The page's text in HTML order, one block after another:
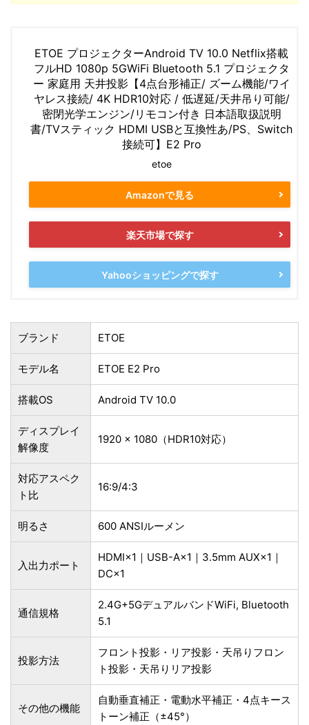
ETOE プロジェクターAndroid TV 10.0 Netflix搭載
フルHD 1080p 5GWiFi Bluetooth 5.1 プロジェクタ
ー 家庭用 天井投影【4点台形補正/ ズーム機能/ワイ
ヤレス接続/ 4K HDR10対応 / 低遅延/天井吊り可能/
密閉光学エ​​ンジン/リモコン付き 日本語取扱説明
書/TVスティック HDMI USBと互換性あ/PS、Switch
接続可】E2 Pro
etoe
Amazonで見る
楽天市場で探す
Yahooショッピングで探す
ブランド ETOE
モデル名 ETOE E2 Pro
搭載OS Android TV 10.0
ディスプレイ
解像度
1920 x 1080（HDR10対応）
対応アスペク
ト比
16:9/4:3
明るさ 600 ANSIルーメン
入出力ポート
HDMI×1｜USB-A×1｜3.5mm AUX×1｜
DC×1
通信規格
2.4G+5GデュアルバンドWiFi, Bluetooth
5.1
投影方法
フロント投影・リア投影・天吊りフロン
ト投影・天吊りリア投影
その他の機能
自動垂直補正・電動水平補正・4点キース
トーン補正（±45°）